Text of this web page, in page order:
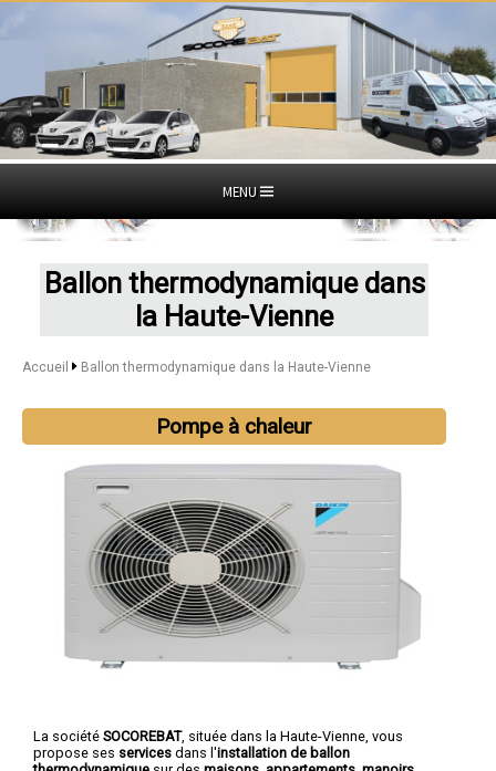
MENU
Ballon thermodynamique dans
la Haute-Vienne
Accueil Ballon thermodynamique dans la Haute-Vienne
Pompe à chaleur
La société SOCOREBAT, située dans la Haute-Vienne, vous
propose ses services dans l'installation de ballon